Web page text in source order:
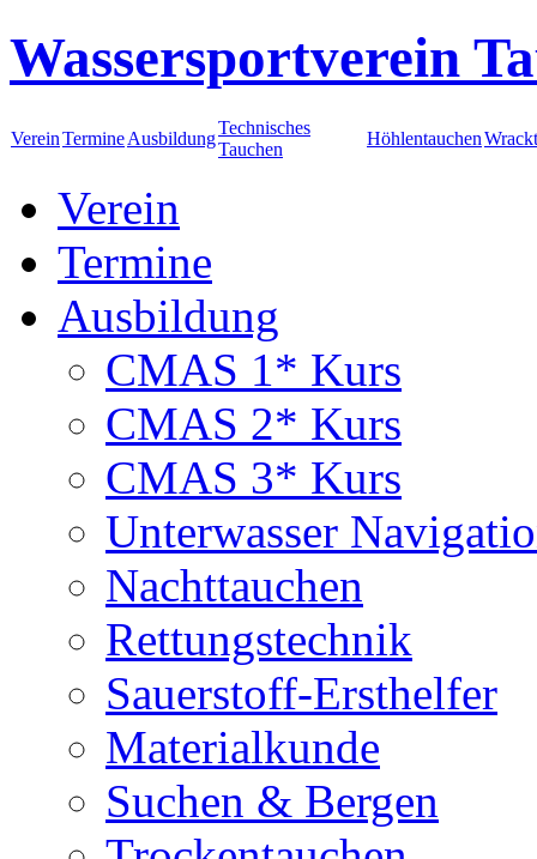
Wassersportverein
VereinTermineAusbildung
Technisches
Tauchen
Höhlentauchen
Verein
Termine
Ausbildung
CMAS 1* Kurs
CMAS 2* Kurs
CMAS 3* Kurs
Unterwasser
Nachttauchen
Rettungstechnik
Sauerstoff-Ersthelfer
Materialkunde
Suchen & Bergen